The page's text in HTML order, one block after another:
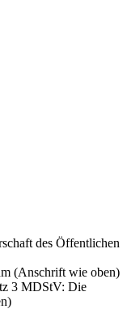
des Öffentlichen
(Anschrift wie oben)
3 MDStV: Die